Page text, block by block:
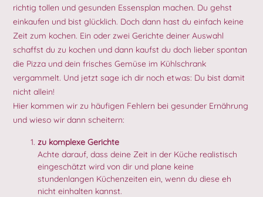
richtig tollen und gesunden Essensplan machen. Du gehst
einkaufen und bist glücklich. Doch dann hast du einfach keine
Zeit zum kochen. Ein oder zwei Gerichte deiner Auswahl
schaffst du zu kochen und dann kaufst du doch lieber spontan
die Pizza und dein frisches Gemüse im Kühlschrank
vergammelt. Und jetzt sage ich dir noch etwas: Du bist damit
nicht allein!
Hier kommen wir zu häufigen Fehlern bei gesunder Ernährung
und wieso wir dann scheitern:
zu komplexe Gerichte
Achte darauf, dass deine Zeit in der Küche realistisch
eingeschätzt wird von dir und plane keine
stundenlangen Küchenzeiten ein, wenn du diese eh
nicht einhalten kannst.